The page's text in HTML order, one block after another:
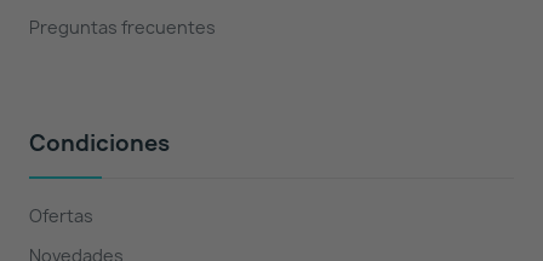
Preguntas frecuentes
Condiciones
Ofertas
Novedades